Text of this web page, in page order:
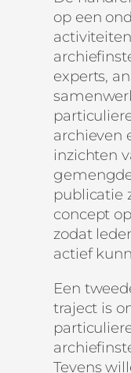
op een
experts,
archieven
inzichten
publicatie
concept
zodat
actief
Een
traject is
Tevens